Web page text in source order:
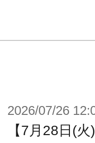
は美麗なイラ
ていただけま
ニーカ
2026/07/26
【7月28日(